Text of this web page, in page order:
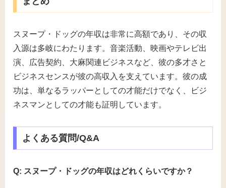
スヌープ・ドッグの年収は非常に高額であり、その収
入源は多岐にわたります。音楽活動、映画やテレビ出
演、広告契約、大麻関連ビジネスなど、彼の多才さと
ビジネスセンスが彼の高収入を支えています。彼の成
功は、単なるラッパーとしての才能だけでなく、ビジ
ネスマンとしての才能も証明しています。
よくある質問/Q&A
Q: スヌープ・ドッグの年収はどれくらいですか？